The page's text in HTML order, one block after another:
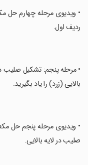
‏• ویدیوی مرحله چهارم حل
ردیف اول.
‏• مرحله پنجم: تشکیل صلیب
بالایی (زرد) را یاد بگیرید.
‏• ویدیوی مرحله پنجم حل
صلیب در لایه بالایی.